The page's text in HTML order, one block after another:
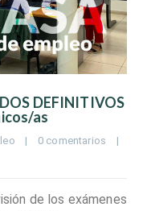
DEFINITIVOS
as
| 0 comentarios
|
de los exámenes